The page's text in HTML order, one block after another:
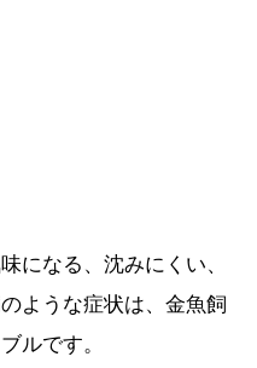
になる、沈みにくい、
ような症状は、金魚飼
ルです。